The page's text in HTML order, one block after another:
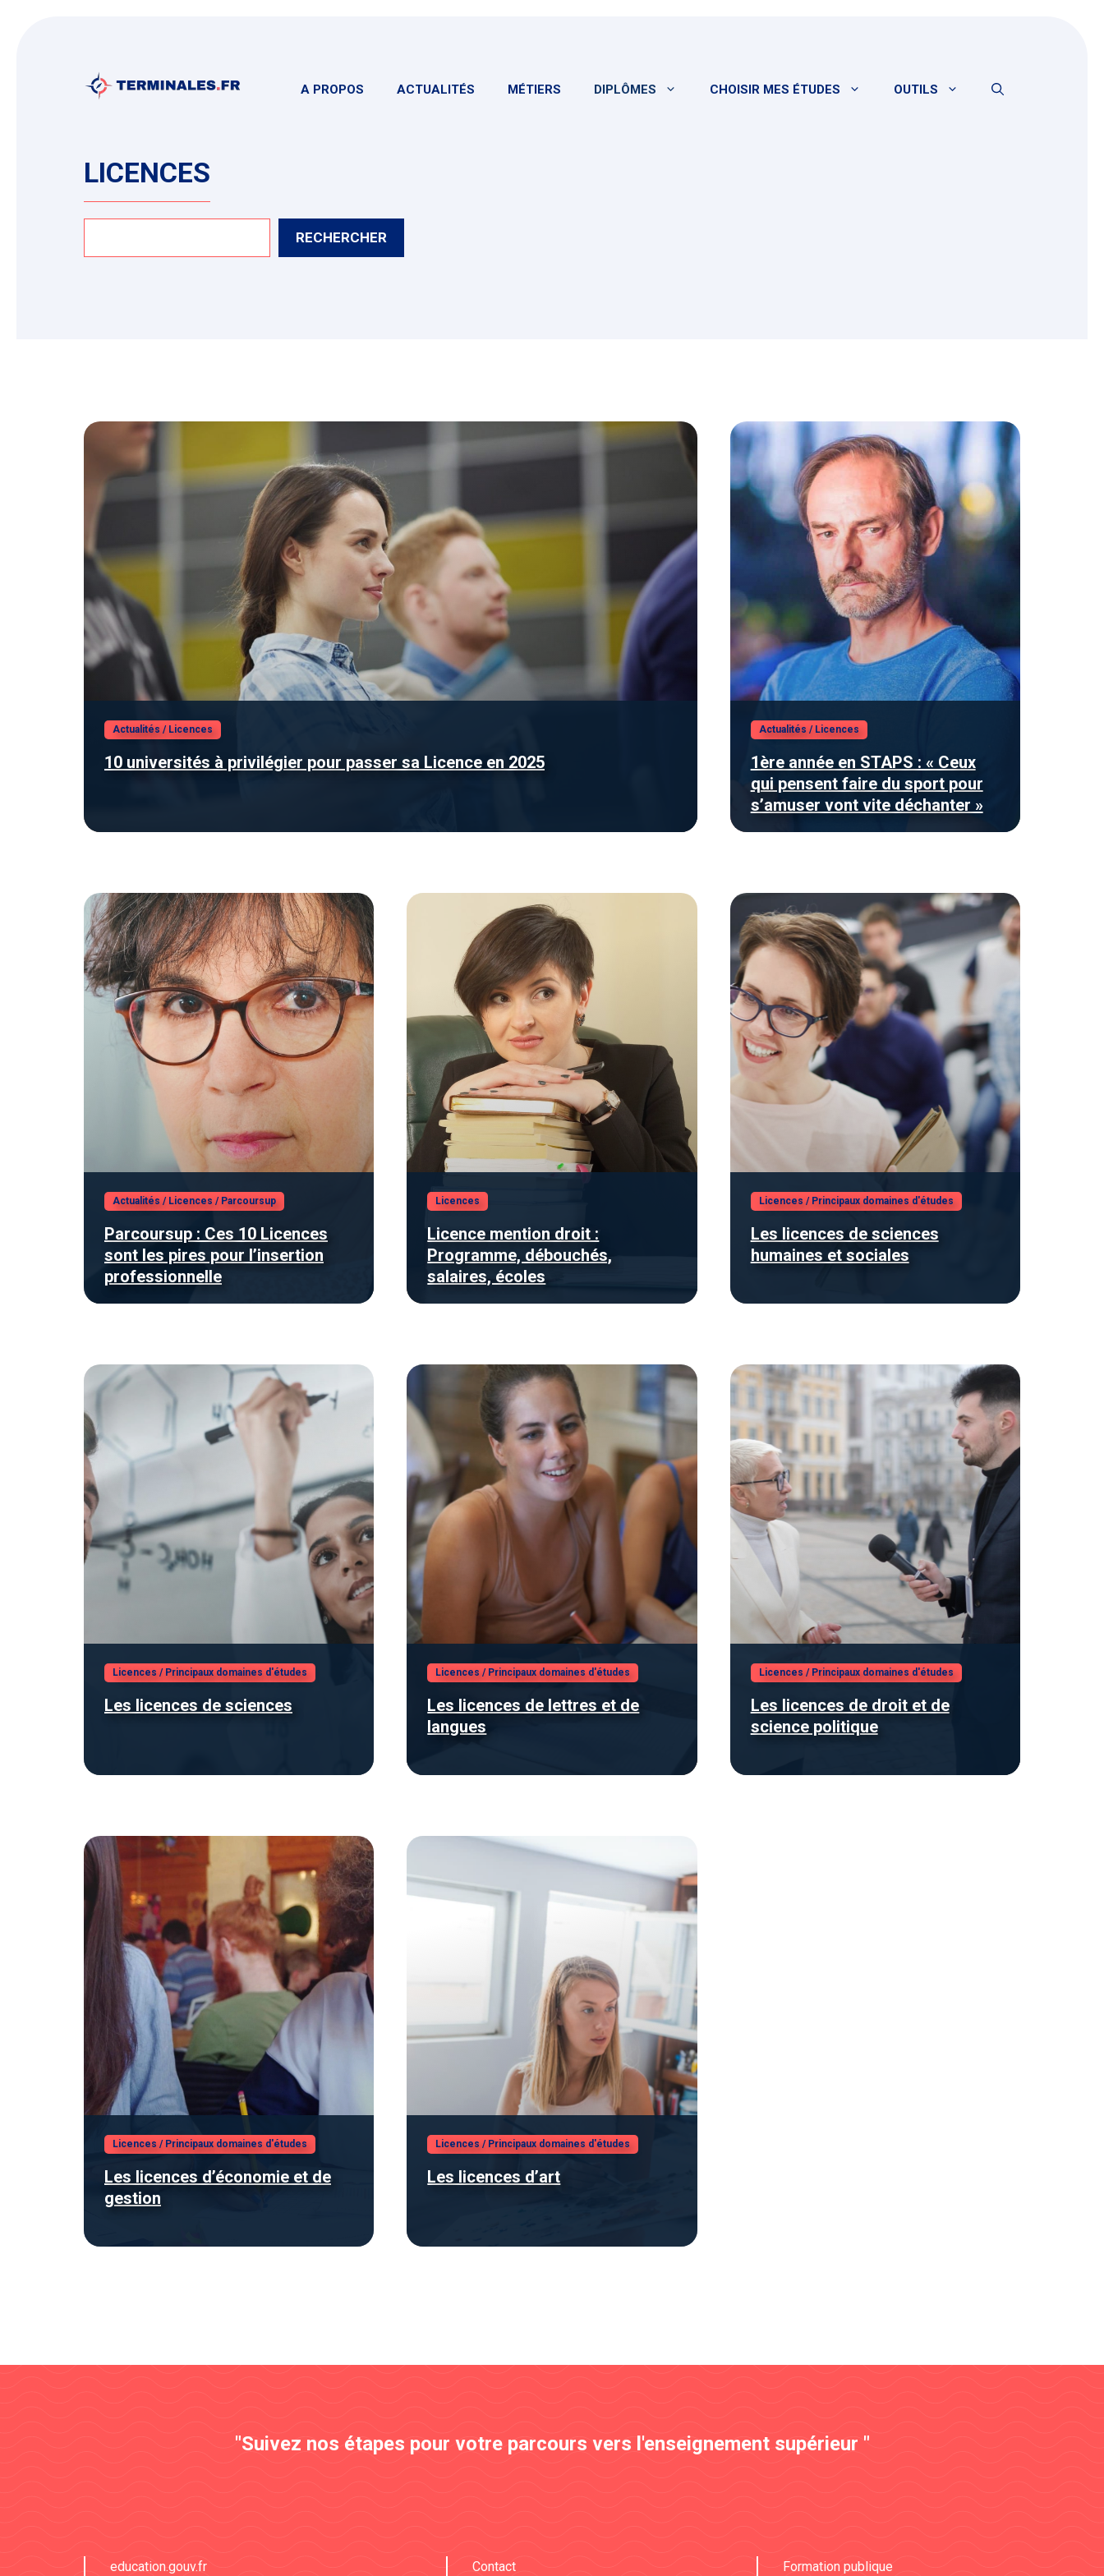
A PROPOS ACTUALITÉS MÉTIERS DIPLÔMES CHOISIR MES ÉTUDES OUTILS
LICENCES
RECHERCHER
Actualités / Licences
10 universités à privilégier pour passer sa Licence en 2025
Actualités/ Licences
1ère année en STAPS : « Ceux
qui pensent faire du sport pour
s’amuser vont vite déchanter »
Actualités / Licences / Parcoursup
Parcoursup : Ces 10 Licences
sont les pires pour l’insertion
professionnelle
Licences
Licence mention droit :
Programme, débouchés,
salaires, écoles
Licences/ Principaux domaines d'études
Les licences de sciences
humaines et sociales
Licences / Principaux domaines d'études
Les licences de sciences
Licences / Principaux domaines d'études
Les licences de lettres et de
langues
Licences/ Principaux domaines d'études
Les licences de droit et de
science politique
Licences / Principaux domaines d'études
Les licences d’économie et de
gestion
Licences / Principaux domaines d'études
Les licences d’art
"Suivez nos étapes pour votre parcours vers l'enseignement supérieur "
education.gouv.fr Contact Formation publique